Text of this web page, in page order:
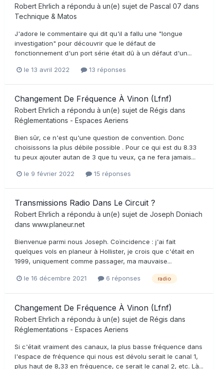
Robert Ehrlich a répondu à un(e) sujet de Pascal 07 dans
Technique & Matos
J'adore le commentaire qui dit qu'il a fallu une "longue
investigation" pour découvrir que le défaut de
fonctionnement d'un port série était dû à un défaut d'un...
le 13 avril 2022 13 réponses
Changement De Fréquence À Vinon (Lfnf)
Robert Ehrlich a répondu à un(e) sujet de Régis dans
Réglementations - Espaces Aeriens
Bien sûr, ce n'est qu'une question de convention. Donc
choisissons la plus débile possible . Pour ce qui est du 8.33
tu peux ajouter autan de 3 que tu veux, ça ne fera jamais...
le 9 février 2022 15 réponses
Transmissions Radio Dans Le Circuit ?
Robert Ehrlich a répondu à un(e) sujet de Joseph Doniach
dans www.planeur.net
Bienvenue parmi nous Joseph. Coïncidence : j'ai fait
quelques vols en planeur à Hollister, je crois que c'était en
1999, uniquement comme passager, ma mauvaise...
le 16 décembre 2021 6 réponses radio
Changement De Fréquence À Vinon (Lfnf)
Robert Ehrlich a répondu à un(e) sujet de Régis dans
Réglementations - Espaces Aeriens
Si c'était vraiment des canaux, la plus basse fréquence dans
l'espace de fréquence qui nous est dévolu serait le canal 1,
plus haut de 8,33 en fréquence, ce serait le canal 2, etc. Là...